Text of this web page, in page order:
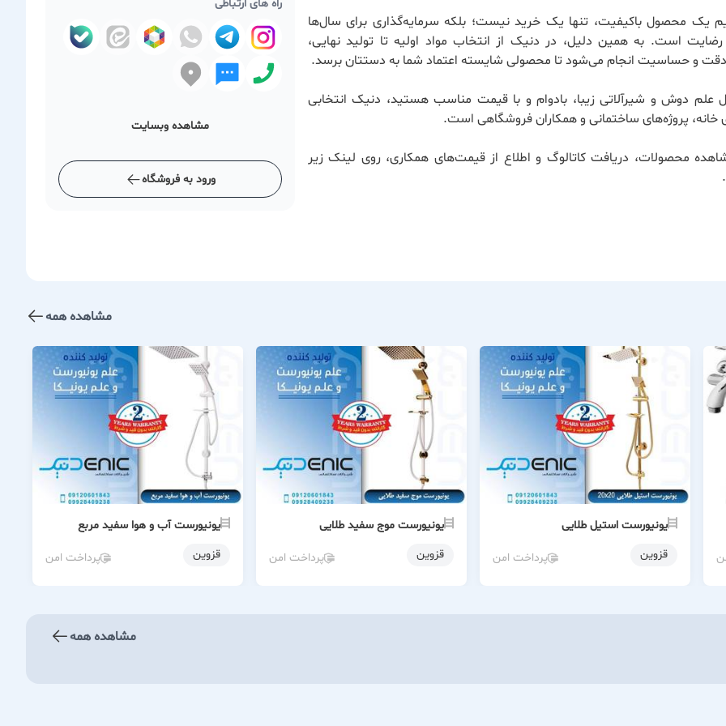
یک محصول باکیفیت، تنها یک خرید نیست؛ بلکه سرمایه‌گذاری برای سال‌ها
است. به همین دلیل، در دنیک از انتخاب مواد اولیه تا تولید نهایی،
دقت و حساسیت انجام می‌شود تا محصولی شایسته اعتماد شما به دستتان برسد.
علم دوش و شیرآلاتی زیبا، بادوام و با قیمت مناسب هستید، دنیک انتخابی
خانه، پروژه‌های ساختمانی و همکاران فروشگاهی است.
محصولات، دریافت کاتالوگ و اطلاع از قیمت‌های همکاری، روی لینک زیر
راه های ارتباطی
مشاهده وبسایت
ورود به فروشگاه
مشاهده همه
یونیورست استیل طلایی
قزوین
پرداخت امن
یونیورست موج سفید طلایی
قزوین
پرداخت امن
یونیورست آب و هوا سفید مربع
قزوین
پرداخت امن
مشاهده همه